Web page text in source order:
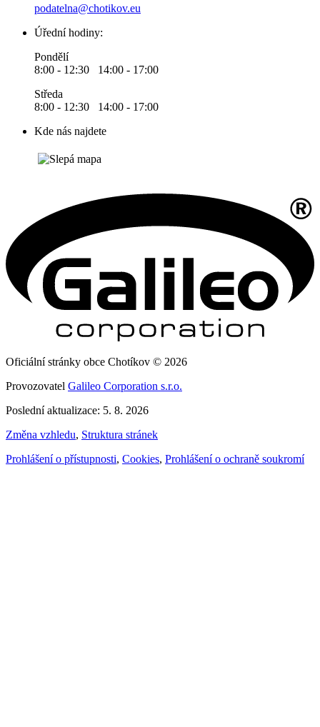
podatelna@chotikov.eu
Úřední hodiny:
Pondělí
8:00 - 12:30 14:00 - 17:00
Středa
8:00 - 12:30 14:00 - 17:00
Kde nás najdete
Oficiální stránky obce Chotíkov © 2026
Provozovatel Galileo Corporation s.r.o.
Poslední aktualizace: 5. 8. 2026
Změna vzhledu, Struktura stránek
Prohlášení o přístupnosti, Cookies, Prohlášení o ochraně soukromí